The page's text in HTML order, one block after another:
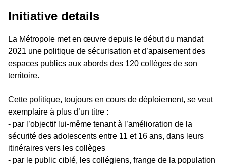
Initiative details
La Métropole met en œuvre depuis le début du mandat
2021 une politique de sécurisation et d’apaisement des
espaces publics aux abords des 120 collèges de son
territoire.
Cette politique, toujours en cours de déploiement, se veut
exemplaire à plus d’un titre :
- par l’objectif lui-même tenant à l’amélioration de la
sécurité des adolescents entre 11 et 16 ans, dans leurs
itinéraires vers les collèges
- par le public ciblé, les collégiens, frange de la population